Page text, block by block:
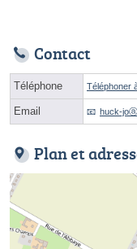
Contact
Téléphone Téléphoner
Email huck-
Plan et